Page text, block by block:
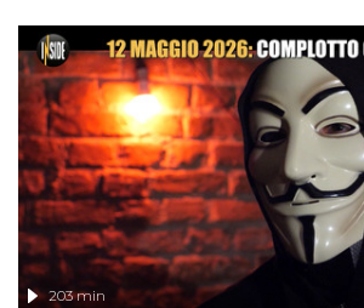
203 min